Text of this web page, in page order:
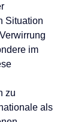
Situation
im
zu
als